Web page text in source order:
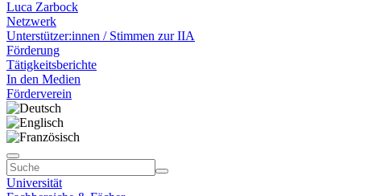
Luca Zarbock
Netzwerk
Unterstützer:innen / Stimmen zur IIA
Förderung
Tätigkeitsberichte
In den Medien
Förderverein
Universität